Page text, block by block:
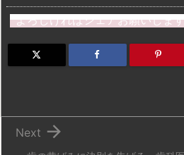
st
o
d
e
s
k
e
a
d
m
bl
r
よろしければシェアお願いしま

Next